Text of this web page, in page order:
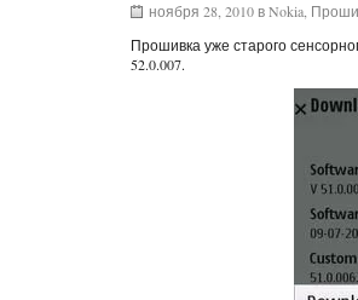
ноября 28, 2010 вNokia
Прошивка уже старого
52.0.007.